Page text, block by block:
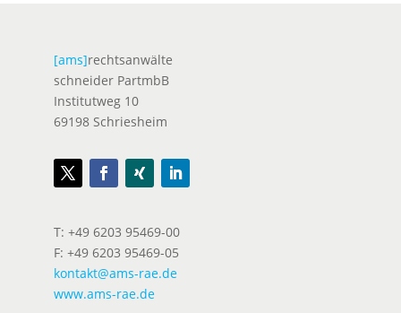
[ams]rechtsanwälte
schneider PartmbB
Institutweg 10
69198 Schriesheim
T: +49 6203 95469-00
F: +49 6203 95469-05
kontakt@ams-rae.de
www.ams-rae.de